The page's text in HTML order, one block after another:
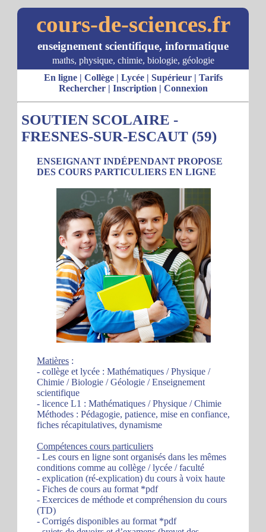
cours-de-sciences.fr
enseignement scientifique, informatique
maths, physique, chimie, biologie, géologie
En ligne| Collège| Lycée| Supérieur| Tarifs
Rechercher| Inscription | Connexion
SOUTIEN SCOLAIRE -
FRESNES-SUR-ESCAUT (59)
ENSEIGNANT INDÉPENDANT PROPOSE
DES COURS PARTICULIERS EN LIGNE
Matières :
- collège et lycée : Mathématiques / Physique /
Chimie / Biologie / Géologie / Enseignement
scientifique
- licence L1 : Mathématiques / Physique / Chimie
Méthodes : Pédagogie, patience, mise en confiance,
fiches récapitulatives, dynamisme
Compétences cours particuliers
- Les cours en ligne sont organisés dans les mêmes
conditions comme au collège / lycée / faculté
- explication (ré-explication) du cours à voix haute
- Fiches de cours au format *pdf
- Exercices de méthode et compréhension du cours
(TD)
- Corrigés disponibles au format *pdf